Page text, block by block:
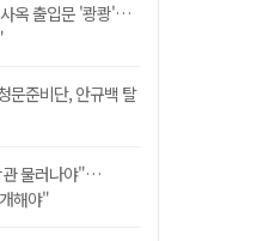
옥 출입문 '쾅쾅'…
문준비단, 안규백 탈
관 물러나야"…
해야"